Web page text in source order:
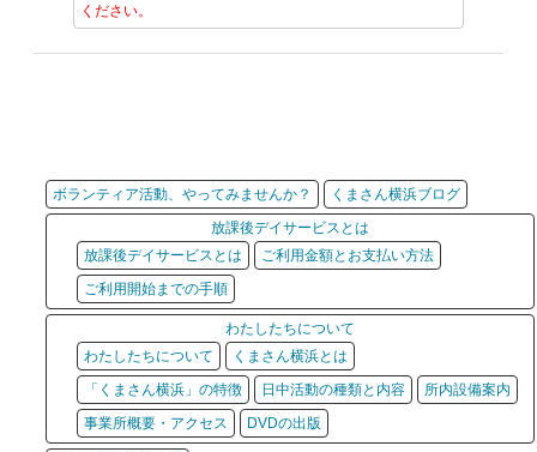
ください。
ボランティア活動、やってみませんか？
くまさん横浜ブログ
放課後デイサービスとは
放課後デイサービスとは
ご利用金額とお支払い方法
ご利用開始までの手順
わたしたちについて
わたしたちについて
くまさん横浜とは
「くまさん横浜」の特徴
日中活動の種類と内容
所内設備案内
事業所概要・アクセス
DVDの出版